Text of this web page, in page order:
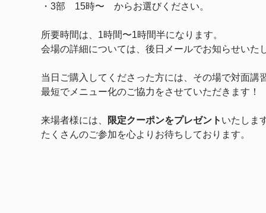
・3部　15時〜　からお選びください。
所要時間は、1時間〜1時間半になります。
会場の詳細については、後日メールでお知らせいた
当日ご購入してくださった方には、その場で対面講
最短でメニュー化のご協力をさせていただきます！
来場者様には、 限定クーポンをプレゼント いたしま
たくさんのご参加を心よりお待ちしております。